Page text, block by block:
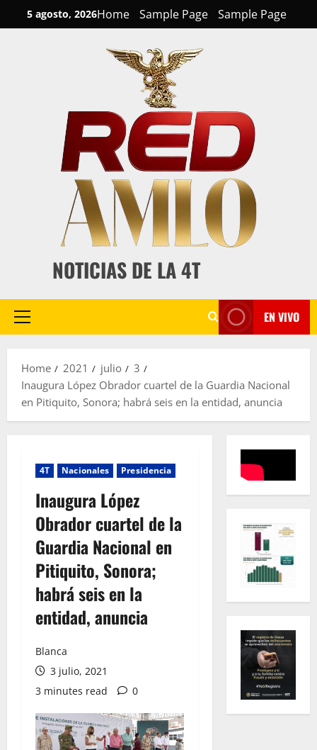
to
5 agosto, 2026Home Sample Page Sample Page
NOTICIAS DE LA 4T
Primary
EN VIVO
Home 2021 julio
3
Inaugura López Obrador cuartel de la Guardia Nacional
en Pitiquito, Sonora; habrá seis en la entidad, anuncia
4T Nacionales Presidencia
Inaugura López
Obrador cuartel de la
Guardia Nacional en
Pitiquito, Sonora;
habrá seis en la
entidad, anuncia
Blanca
3 julio, 2021
3 minutes read
0